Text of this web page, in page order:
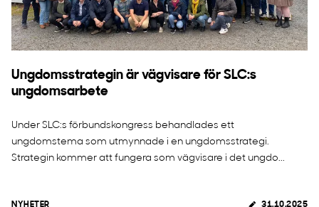
Ungdomsstrategin är vägvisare för SLC:s
ungdomsarbete
Under SLC:s förbundskongress behandlades ett
ungdomstema som utmynnade i en ungdomsstrategi.
Strategin kommer att fungera som vägvisare i det ungdo...
NYHETER 31.10.2025